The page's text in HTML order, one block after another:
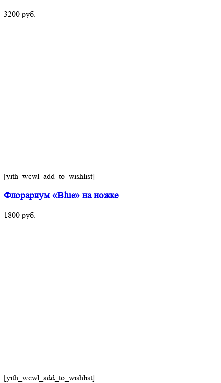
3200 руб.
[yith_wcwl_add_to_wishlist]
Флорариум «Blue» на ножке
1800 руб.
[yith_wcwl_add_to_wishlist]